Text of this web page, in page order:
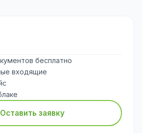
бесплатно
входящие
Оставить заявку